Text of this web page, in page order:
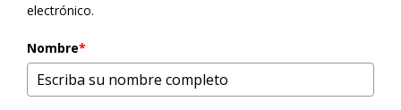
electrónico.
Nombre*